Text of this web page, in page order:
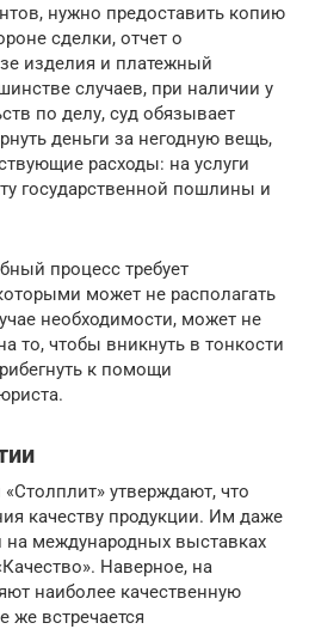
нужно предоставить копию
сделки, отчет о
изделия и платежный
случаев, при наличии у
по делу, суд обязывает
деньги за негодную вещь,
расходы: на услуги
государственной пошлины и
процесс требует
может не располагать
необходимости, может не
то, чтобы вникнуть в тонкости
к помощи
утверждают, что
качеству продукции. Им даже
на международных выставках
Наверное, на
наиболее качественную
же встречается